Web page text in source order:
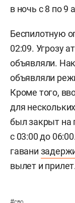
в ночь с 8 по 9
Беспилотную
02:09. Угрозу
объявляли.
объявляли
Кроме того,
для
был закрыт на
с 03:00 до
гавани
вылет и
#